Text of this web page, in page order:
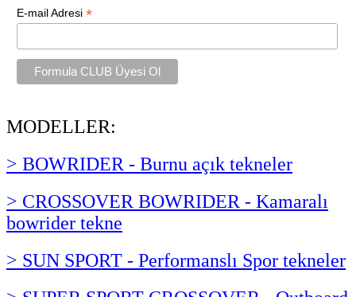
E-mail Adresi *
MODELLER:
> BOWRIDER - Burnu açık tekneler
> CROSSOVER BOWRIDER - Kamaralı
bowrider tekne
> SUN SPORT - Performanslı Spor tekneler